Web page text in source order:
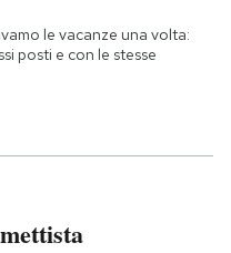
le vacanze una volta:
posti e con le stesse